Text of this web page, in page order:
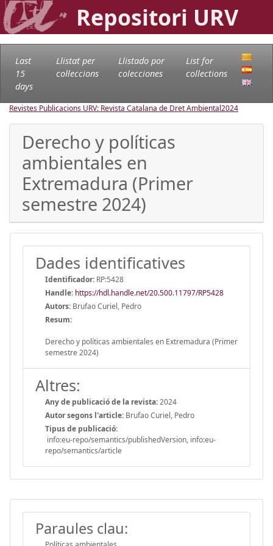
Repositori URV
Last
15
days
Llistat per
col·leccions
Llistado por
colecciones
List for
collections
Revistes Publicacions URV: Revista Catalana de Dret Ambiental2024
Derecho y políticas
ambientales en
Extremadura (Primer
semestre 2024)
Dades identificatives
Identificador: RP:5428
Handle: https://hdl.handle.net/20.500.11797/RP5428
Autors: Brufao Curiel, Pedro
Resum:
Derecho y políticas ambientales en Extremadura (Primer
semestre 2024)
Altres:
Any de publicació de la revista:2024
Autor segons l'article: Brufao Curiel, Pedro
Tipus de publicació:
info:eu-repo/semantics/publishedVersion, info:eu-
repo/semantics/article
Paraules clau: